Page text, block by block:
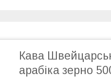
Кава
арабіка зерно